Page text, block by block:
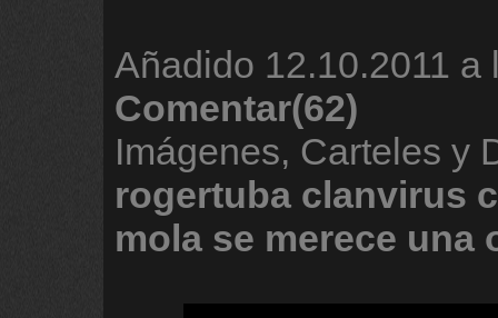
Añadido 12.10.2011 a
Comentar(62)
Imágenes, Carteles y
rogertuba clanvirus
mola se merece una